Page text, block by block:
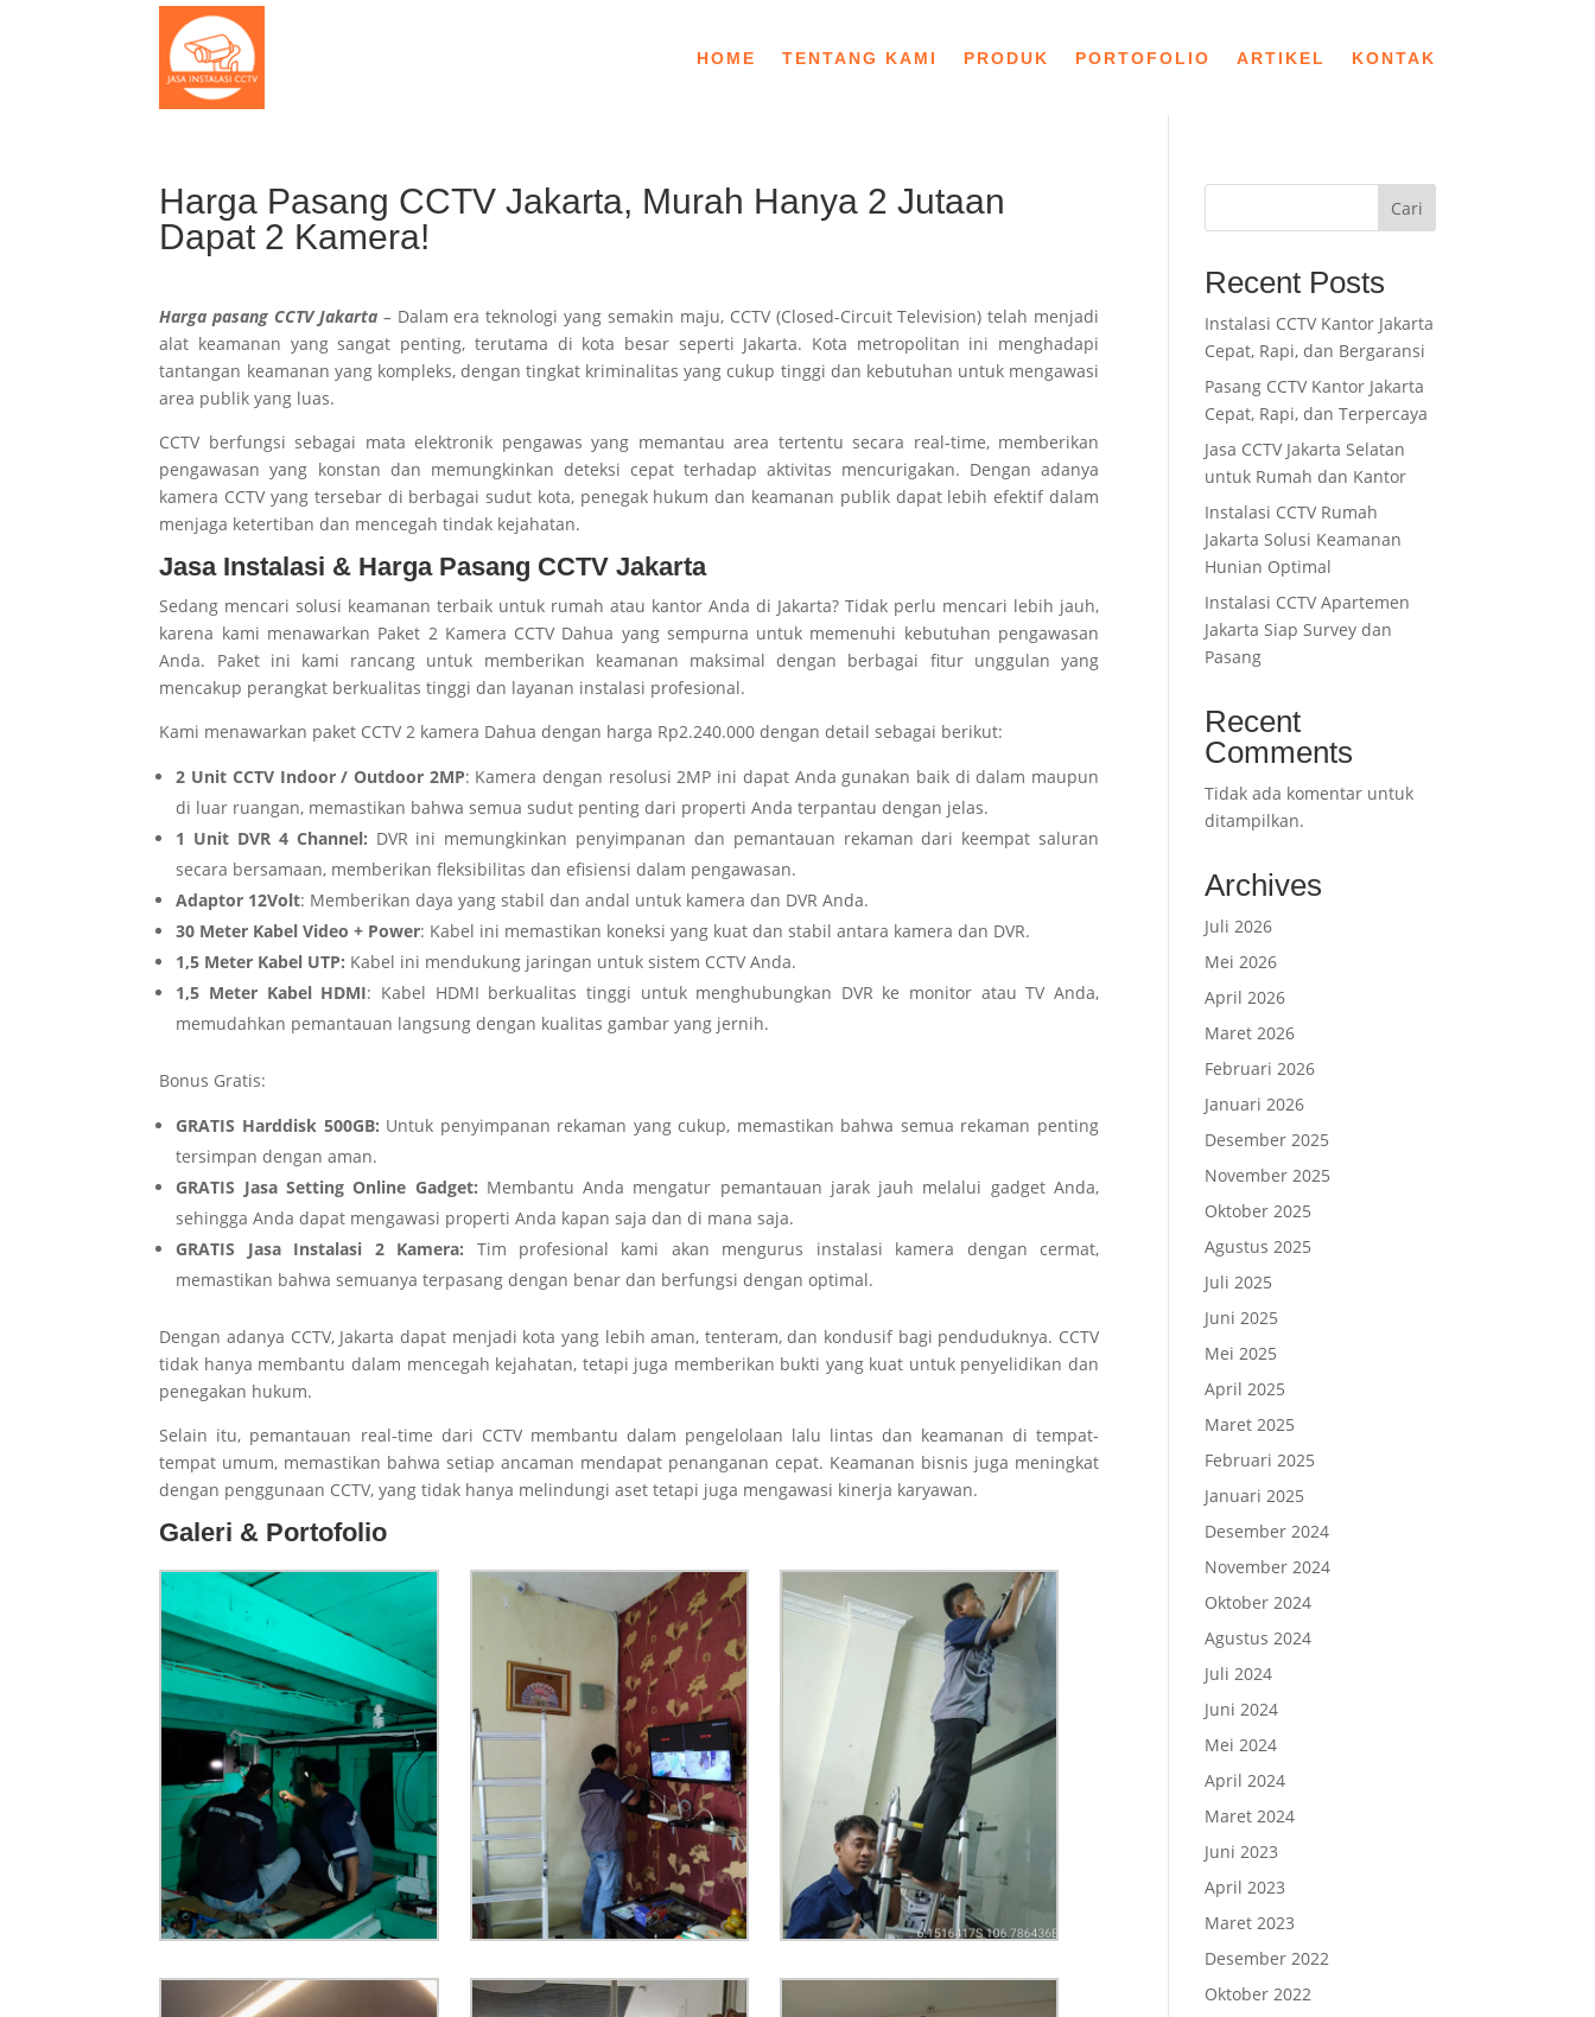
HOME TENTANG KAMI PRODUK PORTOFOLIO ARTIKEL KONTAK
Harga Pasang CCTV Jakarta, Murah Hanya 2 Jutaan
Dapat 2 Kamera!
Harga pasang CCTV Jakarta– Dalam era teknologi yang semakin maju, CCTV (Closed-Circuit Television) telah menjadi
alat keamanan yang sangat penting, terutama di kota besar seperti Jakarta. Kota metropolitan ini menghadapi
tantangan keamanan yang kompleks, dengan tingkat kriminalitas yang cukup tinggi dan kebutuhan untuk mengawasi
area publik yang luas.
CCTV berfungsi sebagai mata elektronik pengawas yang memantau area tertentu secara real-time, memberikan
pengawasan yang konstan dan memungkinkan deteksi cepat terhadap aktivitas mencurigakan. Dengan adanya
kamera CCTV yang tersebar di berbagai sudut kota, penegak hukum dan keamanan publik dapat lebih efektif dalam
menjaga ketertiban dan mencegah tindak kejahatan.
Jasa Instalasi & Harga Pasang CCTV Jakarta
Sedang mencari solusi keamanan terbaik untuk rumah atau kantor Anda di Jakarta? Tidak perlu mencari lebih jauh,
karena kami menawarkan Paket 2 Kamera CCTV Dahua yang sempurna untuk memenuhi kebutuhan pengawasan
Anda. Paket ini kami rancang untuk memberikan keamanan maksimal dengan berbagai fitur unggulan yang
mencakup perangkat berkualitas tinggi dan layanan instalasi profesional.
Kami menawarkan paket CCTV 2 kamera Dahua dengan harga Rp2.240.000 dengan detail sebagai berikut:
2 Unit CCTV Indoor / Outdoor 2MP: Kamera dengan resolusi 2MP ini dapat Anda gunakan baik di dalam maupun
di luar ruangan, memastikan bahwa semua sudut penting dari properti Anda terpantau dengan jelas.
1 Unit DVR 4 Channel: DVR ini memungkinkan penyimpanan dan pemantauan rekaman dari keempat saluran
secara bersamaan, memberikan fleksibilitas dan efisiensi dalam pengawasan.
Adaptor 12Volt: Memberikan daya yang stabil dan andal untuk kamera dan DVR Anda.
30 Meter Kabel Video + Power: Kabel ini memastikan koneksi yang kuat dan stabil antara kamera dan DVR.
1,5 Meter Kabel UTP: Kabel ini mendukung jaringan untuk sistem CCTV Anda.
1,5 Meter Kabel HDMI: Kabel HDMI berkualitas tinggi untuk menghubungkan DVR ke monitor atau TV Anda,
memudahkan pemantauan langsung dengan kualitas gambar yang jernih.
Bonus Gratis:
GRATIS Harddisk 500GB: Untuk penyimpanan rekaman yang cukup, memastikan bahwa semua rekaman penting
tersimpan dengan aman.
GRATIS Jasa Setting Online Gadget: Membantu Anda mengatur pemantauan jarak jauh melalui gadget Anda,
sehingga Anda dapat mengawasi properti Anda kapan saja dan di mana saja.
GRATIS Jasa Instalasi 2 Kamera: Tim profesional kami akan mengurus instalasi kamera dengan cermat,
memastikan bahwa semuanya terpasang dengan benar dan berfungsi dengan optimal.
Dengan adanya CCTV, Jakarta dapat menjadi kota yang lebih aman, tenteram, dan kondusif bagi penduduknya. CCTV
tidak hanya membantu dalam mencegah kejahatan, tetapi juga memberikan bukti yang kuat untuk penyelidikan dan
penegakan hukum.
Selain itu, pemantauan real-time dari CCTV membantu dalam pengelolaan lalu lintas dan keamanan di tempat-
tempat umum, memastikan bahwa setiap ancaman mendapat penanganan cepat. Keamanan bisnis juga meningkat
dengan penggunaan CCTV, yang tidak hanya melindungi aset tetapi juga mengawasi kinerja karyawan.
Galeri & Portofolio
Cari
Recent Posts
Instalasi CCTV Kantor Jakarta
Cepat, Rapi, dan Bergaransi
Pasang CCTV Kantor Jakarta
Cepat, Rapi, dan Terpercaya
Jasa CCTV Jakarta Selatan
untuk Rumah dan Kantor
Instalasi CCTV Rumah
Jakarta Solusi Keamanan
Hunian Optimal
Instalasi CCTV Apartemen
Jakarta Siap Survey dan
Pasang
Recent
Comments
Tidak ada komentar untuk
ditampilkan.
Archives
Juli 2026
Mei 2026
April 2026
Maret 2026
Februari 2026
Januari 2026
Desember 2025
November 2025
Oktober 2025
Agustus 2025
Juli 2025
Juni 2025
Mei 2025
April 2025
Maret 2025
Februari 2025
Januari 2025
Desember 2024
November 2024
Oktober 2024
Agustus 2024
Juli 2024
Juni 2024
Mei 2024
April 2024
Maret 2024
Juni 2023
April 2023
Maret 2023
Desember 2022
Oktober 2022